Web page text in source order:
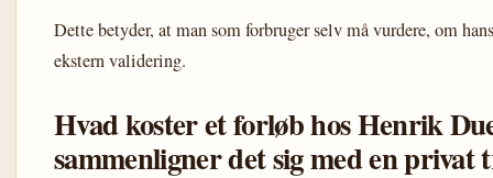
Dette betyder, at man som forbruger selv må vurdere, om
ekstern validering.
Hvad koster et forløb hos Henrik
sammenligner det sig med en